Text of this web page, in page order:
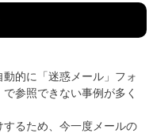
的に「迷惑メール」フォ
参照できない事例が多く
るため、今一度メールの